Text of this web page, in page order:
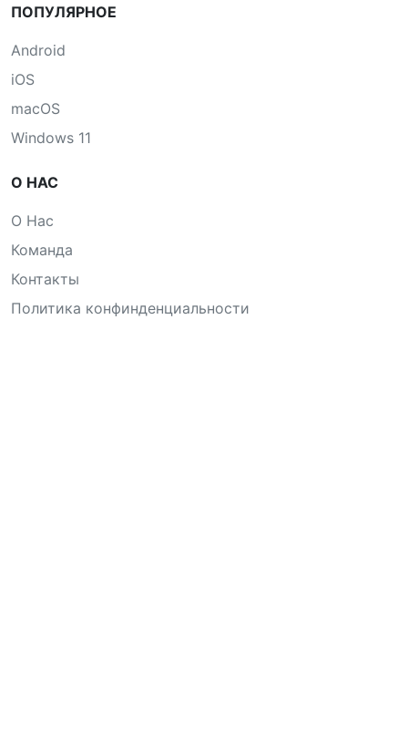
ПОПУЛЯРНОЕ
Android
iOS
macOS
Windows 11
О НАС
О Нас
Команда
Контакты
Политика конфинденциальности